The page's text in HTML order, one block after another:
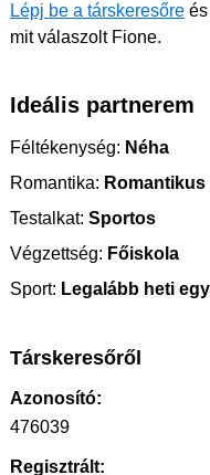
Lépj be a társkeresőre
mit válaszolt Fione.
Ideális partnerem
Féltékenység: Néha
Romantika: Romantikus
Testalkat: Sportos
Végzettség: Főiskola
Sport: Legalább heti
Társkeresőről
Azonosító:
476039
Regisztrált: